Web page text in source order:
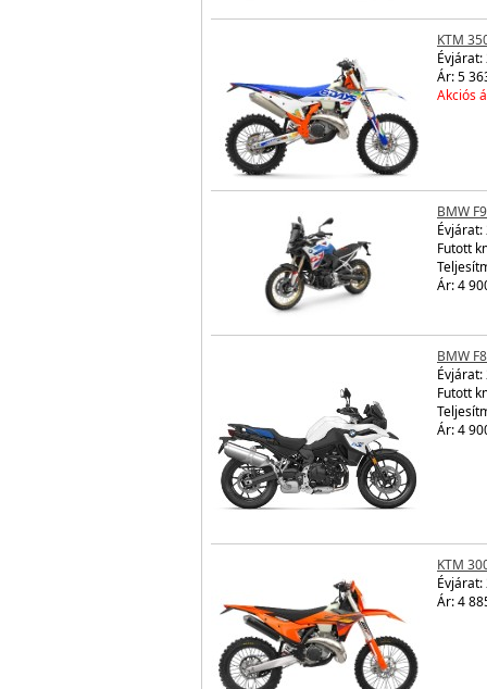
KTM
Évjárat:
Ár: 5
Akciós
BMW
Évjárat:
Futott
Ár: 4
BMW
Évjárat:
Futott
Ár: 4
KTM
Évjárat:
Ár: 4